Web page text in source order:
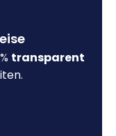
transparent